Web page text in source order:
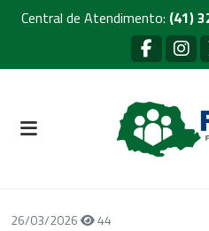
Central de Atendimento: (41)
26/03/2026 44